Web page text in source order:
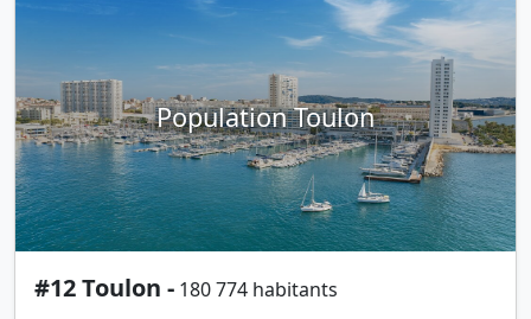
Population Toulon
#12 Toulon - 180 774 habitants